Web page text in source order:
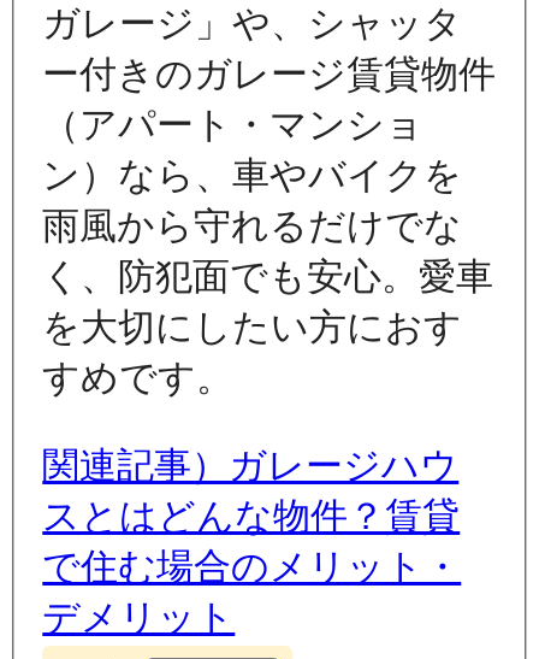
ガレージ」や、シャッタ
ー付きのガレージ賃貸物件
（アパート・マンショ
ン）なら、車やバイクを
雨風から守れるだけでな
く、防犯面でも安心。愛車
を大切にしたい方におす
すめです。
関連記事）ガレージハウ
スとはどんな物件？賃貸
で住む場合のメリット・
デメリット